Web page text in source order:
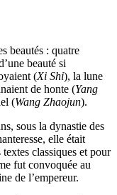
beautés : quatre
beauté si
(Xi Shi), la lune
de honte (Yang
(Wang Zhaojun).
sous la dynastie des
elle était
classiques et pour
fut convoquée au
de l’empereur.